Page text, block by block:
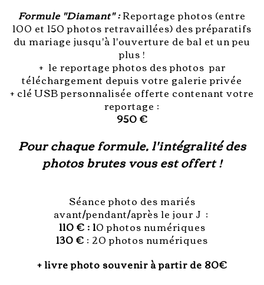
Formule "Diamant" :Reportage photos (entre
100 et 150 photos retravaillées) des préparatifs
du mariage jusqu'à l'ouverture de bal et un peu
plus !
+ le reportage photos des photos par
téléchargement depuis votre galerie privée
+ clé USB personnalisée offerte contenant votre
reportage :
950 €
Pour chaque formule, l'intégralité des
photos brutes vous est offert !
Séance photo des mariés
avant/pendant/après le jour J :
110 € : 10 photos numériques
130 € : 20 photos numériques
+ livre photo souvenir à partir de 80€